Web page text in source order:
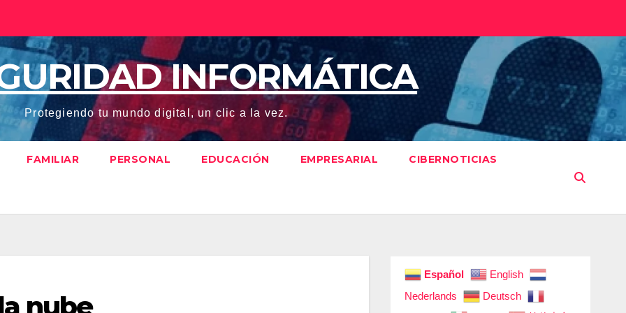
INFORMÁTICA
Protegiendo tu mundo digital, un clic a la vez.
FAMILIAR PERSONAL EDUCACIÓN EMPRESARIAL CIBERNOTICIAS
nube
Español
English
Nederlands
Deutsch